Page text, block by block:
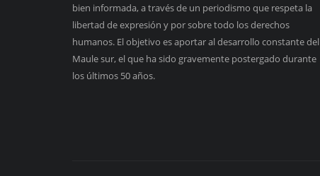
bien informada, a través de un periodismo que respeta la
libertad de expresión y por sobre todo los derechos
humanos. El objetivo es aportar al desarrollo constante del
Maule sur, el que ha sido gravemente postergado durante
los últimos 50 años.